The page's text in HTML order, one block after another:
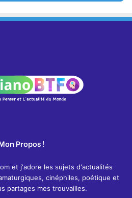
Propos !
et j'adore les sujets d'actualités
cinéphiles, poétique et
partages mes trouvailles.